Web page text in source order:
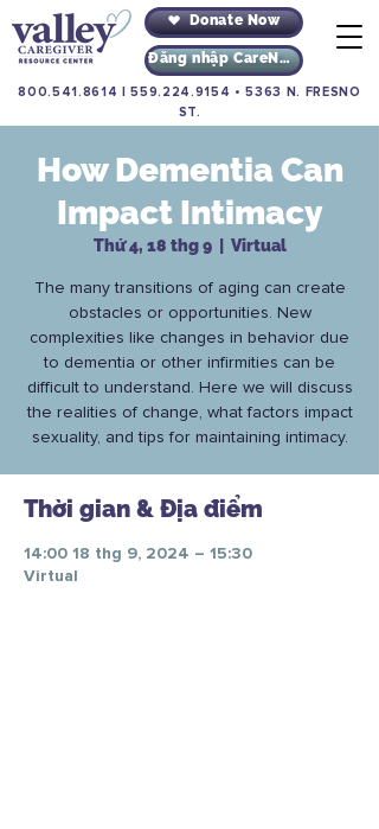
Donate Now
Đăng nhập CareNav
800.541.8614 |559.224.9154 •5363 N. FRESNO
ST.
How Dementia Can
Impact Intimacy
Thứ 4, 18 thg 9
  |
Virtual
The many transitions of aging can create
obstacles or opportunities. New
complexities like changes in behavior due
to dementia or other infirmities can be
difficult to understand. Here we will discuss
the realities of change, what factors impact
sexuality, and tips for maintaining intimacy.
Thời gian & Địa điểm
14:00 18 thg 9, 2024 – 15:30
Virtual